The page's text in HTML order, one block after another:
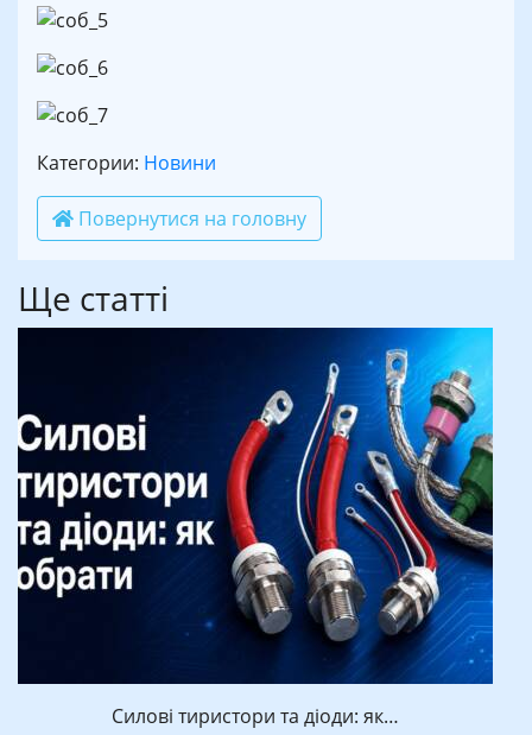
Категории: Новини
Повернутися на головну
Ще статті
Силові тиристори та діоди: як…